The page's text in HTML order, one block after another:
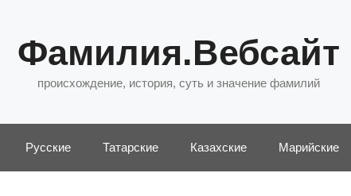
Фамилия.Вебсайт
происхождение, история, суть и значение фамилий
Русские Татарские Казахские Марийские